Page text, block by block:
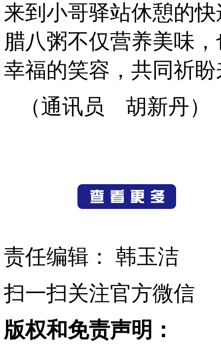
来到小哥驿站休憩的
腊八粥不仅营养美味
幸福的笑容，共同祈
（通讯员 胡新丹）
责任编辑： 韩玉洁
扫一扫关注官方微信
版权和免责声明：